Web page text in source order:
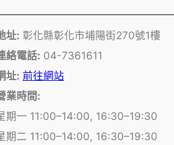
址: 彰化縣彰化市埔陽街270號1樓
絡電話: 04-7361611
址: 前往網站
業時間:
期一 11:00–14:00, 16:30–19:30
期二 11:00–14:00, 16:30–19:30